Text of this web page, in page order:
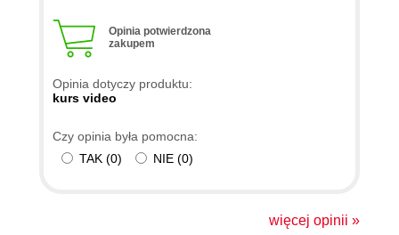
Opinia potwierdzona
zakupem
Opinia dotyczy produktu:
kurs video
Czy opinia była pomocna:
TAK (0) NIE (0)
więcej opinii »